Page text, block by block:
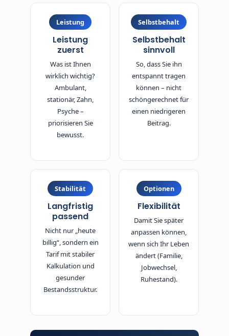
Leistung
Leistung
zuerst
Was ist Ihnen
wirklich wichtig?
Ambulant,
stationär, Zahn,
Psyche –
priorisieren Sie
bewusst.
Selbstbehalt
Selbstbehalt
sinnvoll
So, dass Sie ihn
entspannt tragen
können – nicht
schöngerechnet für
einen niedrigeren
Beitrag.
Stabilität
Langfristig
passend
Nicht nur „heute
billig“, sondern ein
Tarif mit stabiler
Kalkulation und
gesunder
Bestandsstruktur.
Optionen
Flexibilität
Damit Sie später
anpassen können,
wenn sich Ihr Leben
ändert (Familie,
Jobwechsel,
Ruhestand).